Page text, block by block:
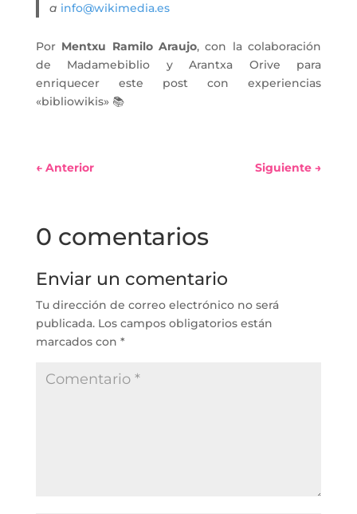
a info@wikimedia.es
Por Mentxu Ramilo Araujo, con la colaboración
de Madamebiblio y Arantxa Orive para
enriquecer este post con experiencias
«bibliowikis» 📚
← Anterior Siguiente →
0 comentarios
Enviar un comentario
Tu dirección de correo electrónico no será
publicada. Los campos obligatorios están
marcados con *